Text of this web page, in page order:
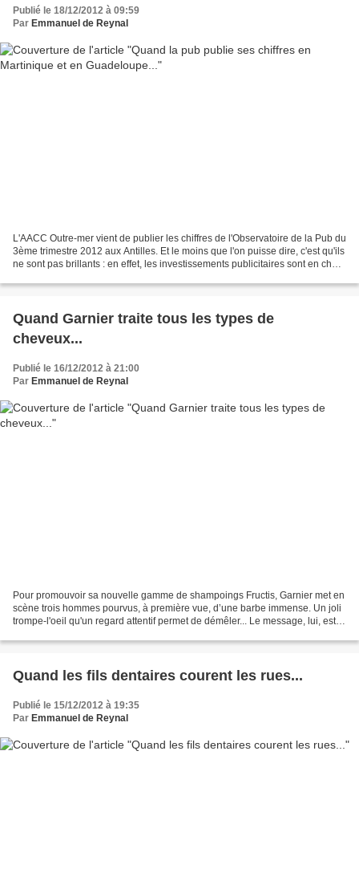
Publié le 18/12/2012 à 09:59
Par Emmanuel de Reynal
L'AACC Outre-mer vient de publier les chiffres de l'Observatoire de la Pub du
3ème trimestre 2012 aux Antilles. Et le moins que l'on puisse dire, c'est qu'ils
ne sont pas brillants : en effet, les investissements publicitaires sont en chute
Quand Garnier traite tous les types de
cheveux...
Publié le 16/12/2012 à 21:00
Par Emmanuel de Reynal
Pour promouvoir sa nouvelle gamme de shampoings Fructis, Garnier met en
scène trois hommes pourvus, à première vue, d’une barbe immense. Un joli
trompe-l'oeil qu'un regard attentif permet de démêler... Le message, lui, est
Quand les fils dentaires courent les rues...
Publié le 15/12/2012 à 19:35
Par Emmanuel de Reynal